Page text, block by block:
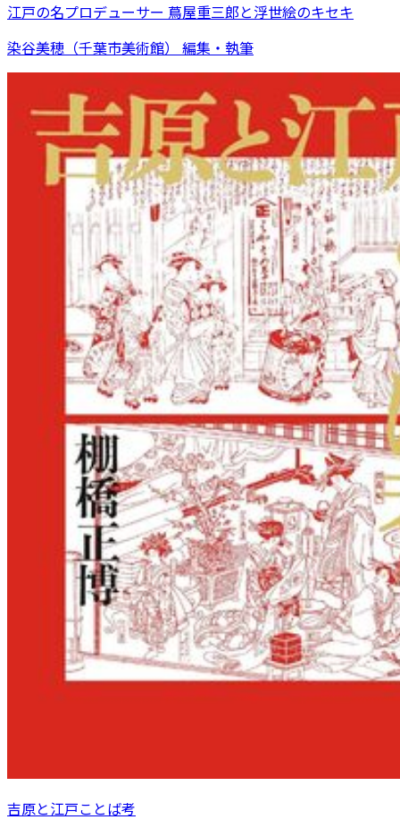
江戸の名プロデューサー 蔦屋重三郎と浮世絵のキセキ
染谷美穂（千葉市美術館） 編集・執筆
吉原と江戸ことば考